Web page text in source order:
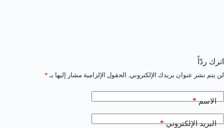
اترك ردّاً
لن يتم نشر عنوان بريدك الإلكتروني. الحقول الإلزامية مشار إليها بـ *
الاسم*
البريد الإلكتروني*